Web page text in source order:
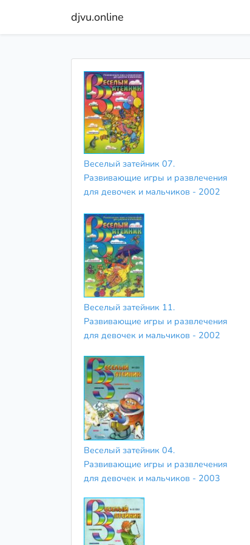
djvu.online
Веселый затейник 07.
Развивающие игры и развлечения
для девочек и мальчиков - 2002
Веселый затейник 11.
Развивающие игры и развлечения
для девочек и мальчиков - 2002
Веселый затейник 04.
Развивающие игры и развлечения
для девочек и мальчиков - 2003